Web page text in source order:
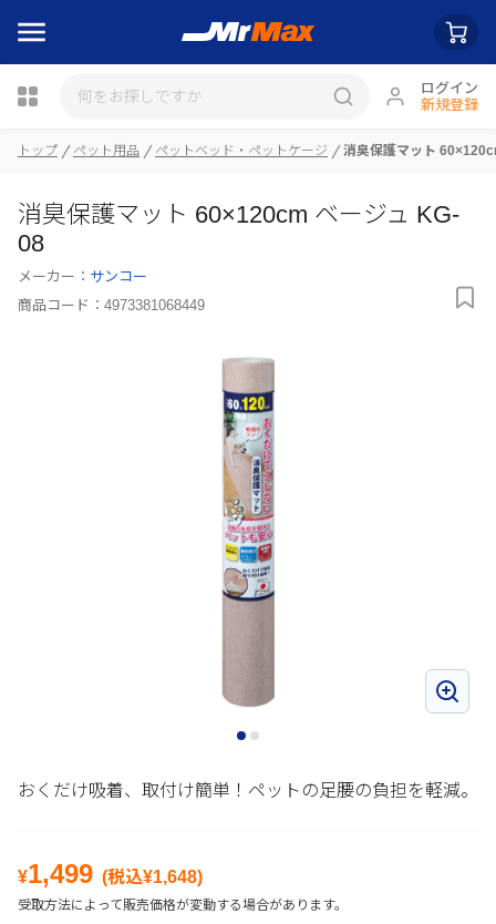
ログイン
新規登録
瓶詰
トップ ペット用品 ペットベッド・ペットケージ 消臭保護マット
消臭保護マット 60×120cm ベージュ KG-
08
メーカー： サンコー
商品コード： 4973381068449
おくだけ吸着、取付け簡単！ペットの足腰の負担を軽減。
¥1,499 (税込¥1,648)
受取方法によって販売価格が変動する場合があります。